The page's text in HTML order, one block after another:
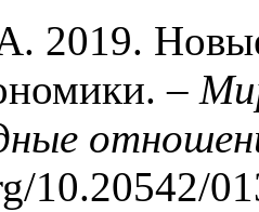
2019.
–
10.20542/